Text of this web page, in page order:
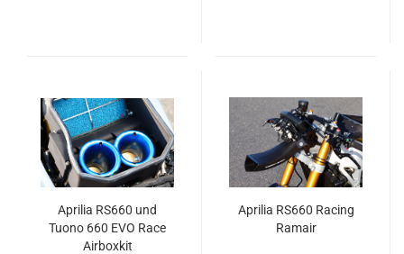
Aprilia RS660 und
Tuono 660 EVO Race
Airboxkit
Aprilia RS660 Racing
Ramair